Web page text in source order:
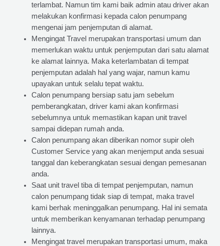
terlambat. Namun tim kami baik admin atau driver akan
melakukan konfirmasi kepada calon penumpang
mengenai jam penjemputan di alamat.
Mengingat Travel merupakan transportasi umum dan
memerlukan waktu untuk penjemputan dari satu alamat
ke alamat lainnya. Maka keterlambatan di tempat
penjemputan adalah hal yang wajar, namun kamu
upayakan untuk selalu tepat waktu.
Calon penumpang bersiap satu jam sebelum
pemberangkatan, driver kami akan konfirmasi
sebelumnya untuk memastikan kapan unit travel
sampai didepan rumah anda.
Calon penumpang akan diberikan nomor supir oleh
Customer Service yang akan menjemput anda sesuai
tanggal dan keberangkatan sesuai dengan pemesanan
anda.
Saat unit travel tiba di tempat penjemputan, namun
calon penumpang tidak siap di tempat, maka travel
kami berhak meninggalkan penumpang. Hal ini semata
untuk memberikan kenyamanan terhadap penumpang
lainnya.
Mengingat travel merupakan transportasi umum, maka